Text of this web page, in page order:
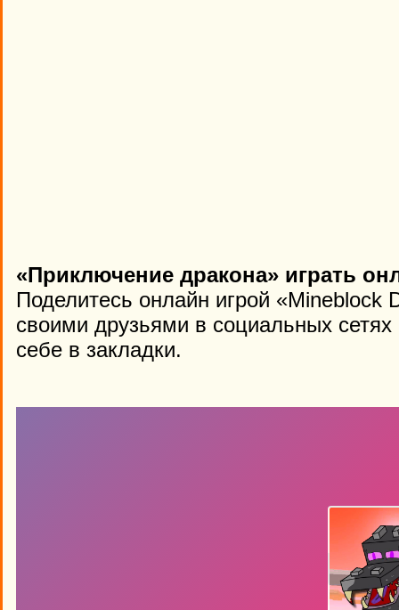
«Приключение дракона» играть
Поделитесь онлайн игрой «Mineblock
своими друзьями в социальных сетях
себе в закладки.